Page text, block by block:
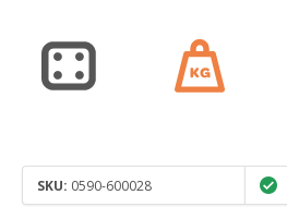
SKU: 0590-600028